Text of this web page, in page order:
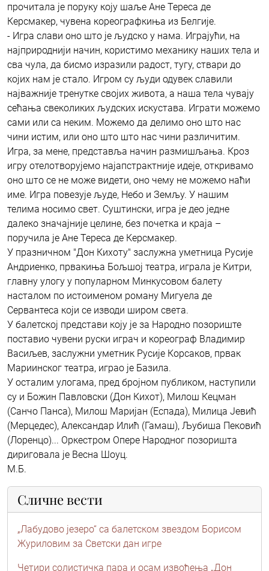
прочитала је поруку коју шаље Ане Тереса де
Керсмакер, чувена кореографкиња из Белгије.
- Игра слави оно што је људско у нама. Играјући, на
најприроднији начин, користимо механику наших тела и
сва чула, да бисмо изразили радост, тугу, ствари до
којих нам је стало. Игром су људи одувек славили
најважније тренутке својих живота, а наша тела чувају
сећања свеколиких људских искустава. Играти можемо
сами или са неким. Можемо да делимо оно што нас
чини истим, или оно што што нас чини различитим.
Игра, за мене, представља начин размишљања. Кроз
игру отелотворујемо најапстрактније идеје, откривамо
оно што се не може видети, оно чему не можемо наћи
име. Игра повезује људе, Небо и Земљу. У нашим
телима носимо свет. Суштински, игра је део једне
далеко значајније целине, без почетка и краја –
поручила је Ане Тереса де Керсмакер.
У празничном "Дон Кихоту" заслужна уметница Русије
Андриенко, првакиња Бољшој театра, играла је Китри,
главну улогу у популарном Минкусовом балету
насталом по истоименом роману Мигуела де
Сервантеса који се изводи широм света.
У балетској представи коју је за Народно позориште
поставио чувени руски играч и кореограф Владимир
Васиљев, заслужни уметник Русије Корсаков, првак
Мариинског театра, играо је Базила.
У осталим улогама, пред бројном публиком, наступили
су и Божин Павловски (Дон Кихот), Милош Кецман
(Санчо Панса), Милош Маријан (Еспада), Милица Јевић
(Мерцедес), Александар Илић (Гамаш), Љубиша Пековић
(Лоренцо)... Оркестром Опере Народног позоришта
дириговала је Весна Шоуц.
М.Б.
Сличне вести
„Лабудово језеро“ са балетском звездом Борисом
Журиловим за Светски дан игре
Четири солистичка пара и осам извођења „Дон